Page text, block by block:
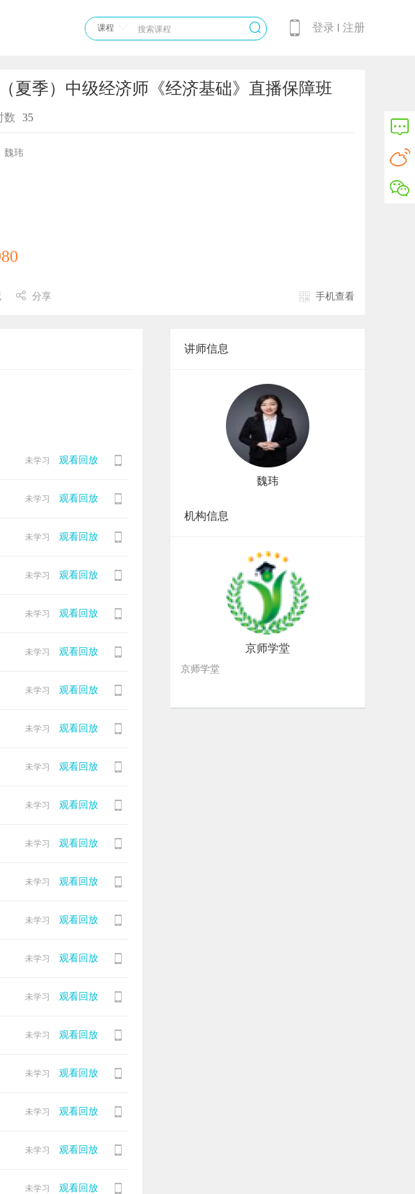
课程 登录 注册
夏季）中级经济师《经济基础》直播保障班
数 35
魏玮
手机查看
分享
未学习 观看回放
未学习 观看回放
未学习 观看回放
未学习 观看回放
未学习 观看回放
未学习 观看回放
未学习 观看回放
未学习 观看回放
未学习 观看回放
未学习 观看回放
未学习 观看回放
未学习 观看回放
未学习 观看回放
未学习 观看回放
未学习 观看回放
未学习 观看回放
未学习 观看回放
未学习 观看回放
未学习 观看回放
未学习 观看回放
讲师信息
魏玮
机构信息
京师学堂
京师学堂